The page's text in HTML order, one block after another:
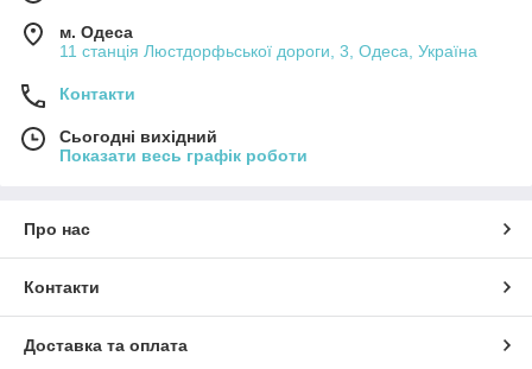
м. Одеса
11 станція Люстдорфьської дороги, 3, Одеса, Україна
Контакти
Сьогодні вихідний
Показати весь графік роботи
Про нас
Контакти
Доставка та оплата